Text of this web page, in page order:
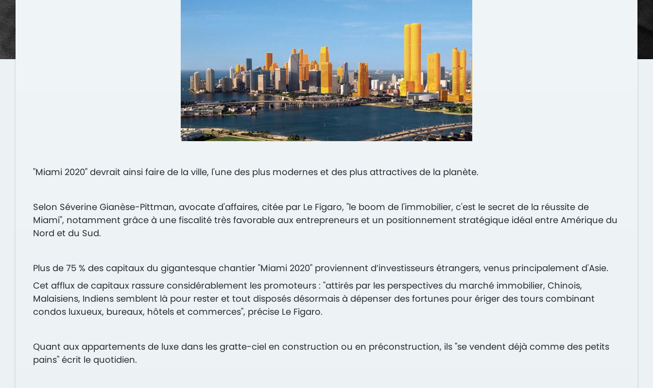
"Miami 2020" devrait ainsi faire de la ville, l'une des plus modernes et des plus attractives de la planète.
Selon Séverine Gianèse-Pittman, avocate d'affaires, citée par Le Figaro, "le boom de l'immobilier, c'est le secret de la réussite de
Miami", notamment grâce à une fiscalité très favorable aux entrepreneurs et un positionnement stratégique idéal entre Amérique du
Nord et du Sud.
Plus de 75 % des capitaux du gigantesque chantier "Miami 2020" proviennent d’investisseurs étrangers, venus principalement d'Asie.
Cet afflux de capitaux ras­sure considérablement les promoteurs : "attirés par les perspectives du marché immobilier, Chinois,
Malaisiens, Indiens semblent là pour rester et tout disposés désormais à dépenser des fortunes pour ériger des tours combinant
condos luxueux, bureaux, hôtels et commerces", précise Le Figaro.
Quant aux appartements de luxe dans les gratte-ciel en construction ou en préconstruction, ils "se vendent déjà comme des petits
pains" écrit le quotidien.